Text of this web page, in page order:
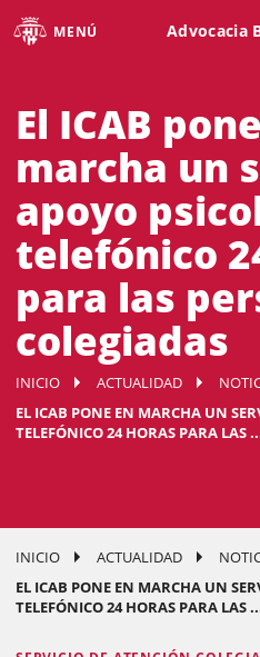
MENÚ Advocacia
El ICAB
marcha un
apoyo
telefónico
para las
colegiadas
INICIO ACTUALIDAD
EL ICAB PONE EN MARCHA UN
TELEFÓNICO 24 HORAS PARA LAS
INICIO ACTUALIDAD
EL ICAB PONE EN MARCHA UN
TELEFÓNICO 24 HORAS PARA LAS